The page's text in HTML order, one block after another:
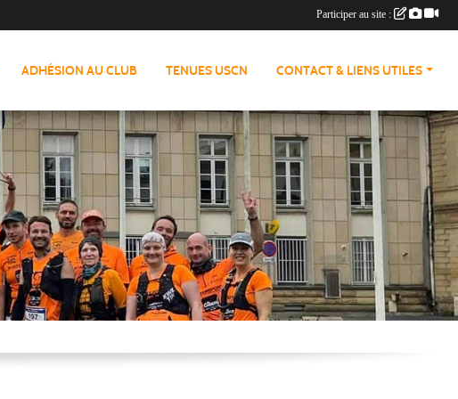
ADHÉSION AU CLUB TENUES USCN CONTACT & LIENS UTILES
Participer au site :